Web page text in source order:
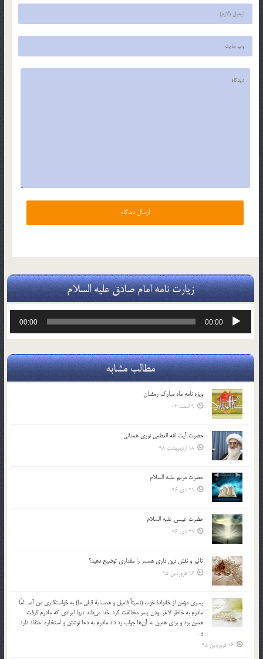
زیارت نامه امام صادق علیه السلام
پخش‌کننده
00:00
00:00
مطالب مشابه
ویژه نامه ماه مبارک رمضان
9 اسفند 03
حضرت آیت الله العظمی نوری همدانی
18 اردیبهشت 98
حضرت مریم علیه السلام
21 دی 96
حضرت عیسی علیه السلام
21 دی 96
تاثير و نقش دين داري همسر را مقداري توضيح دهيد؟
16 فروردین 95
پسري مؤمن از خانوادة خوب (نسبتاً فاميل و همساية قبلي ما) به خواستگاري من آمد. امّا
مادرم به خاطر لاغر بودن پسر مخالفت كرد. خدا مي‌داند تنها ايرادي كه مادرم گرفت
همين بود و براي همين به آن‌ها جواب رد داد مادرم به دعا نوشتن و استخاره اعتقاد دارد
و…
16 فروردین 95